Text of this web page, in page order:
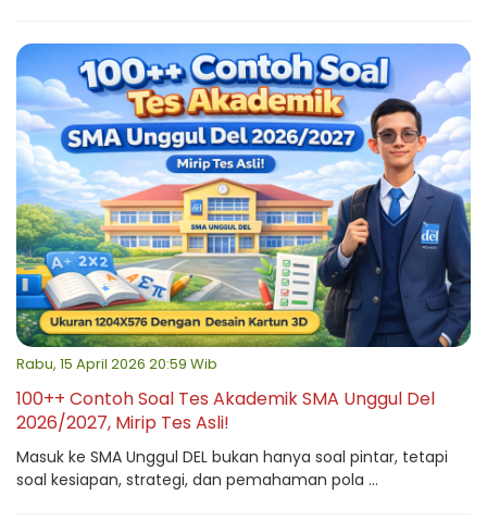
Rabu, 15 April 2026 20:59 Wib
100++ Contoh Soal Tes Akademik SMA Unggul Del
2026/2027, Mirip Tes Asli!
Masuk ke SMA Unggul DEL bukan hanya soal pintar, tetapi
soal kesiapan, strategi, dan pemahaman pola ...